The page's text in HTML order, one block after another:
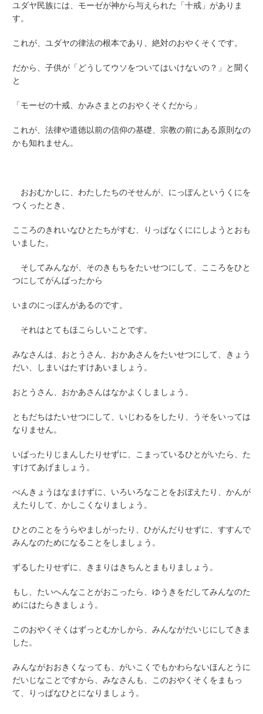
ユダヤ民族には、モーゼが神から与えられた「十戒」がありま
す。
これが、ユダヤの律法の根本であり、絶対のおやくそくです。
だから、子供が「どうしてウソをついてはいけないの？」と聞く
と
「モーゼの十戒、かみさまとのおやくそくだから」
これが、法律や道徳以前の信仰の基礎、宗教の前にある原則なの
かも知れません。
おおむかしに、わたしたちのそせんが、にっぽんというくにを
つくったとき、
こころのきれいなひとたちがすむ、りっぱなくににしようとおも
いました。
そしてみんなが、そのきもちをたいせつにして、こころをひと
つにしてがんばったから
いまのにっぽんがあるのです。
それはとてもほこらしいことです。
みなさんは、おとうさん、おかあさんをたいせつにして、きょう
だい、しまいはたすけあいましょう。
おとうさん、おかあさんはなかよくしましょう。
ともだちはたいせつにして、いじわるをしたり、うそをいっては
なりません。
いばったりじまんしたりせずに、こまっているひとがいたら、た
すけてあげましょう。
べんきょうはなまけずに、いろいろなことをおぼえたり、かんが
えたりして、かしこくなりましょう。
ひとのことをうらやましがったり、ひがんだりせずに、すすんで
みんなのためになることをしましょう。
ずるしたりせずに、きまりはきちんとまもりましょう。
もし、たいへんなことがおこったら、ゆうきをだしてみんなのた
めにはたらきましょう。
このおやくそくはずっとむかしから、みんながだいじにしてきま
した。
みんながおおきくなっても、がいこくでもかわらないほんとうに
だいじなことですから、みなさんも、このおやくそくをまもっ
て、りっぱなひとになりましょう。